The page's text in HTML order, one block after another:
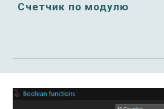
Счетчик по модулю